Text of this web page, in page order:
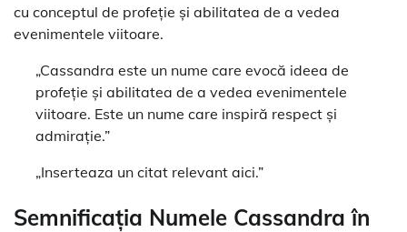
cu conceptul de profeție și abilitatea de a vedea
evenimentele viitoare.
„Cassandra este un nume care evocă ideea de
profeție și abilitatea de a vedea evenimentele
viitoare. Este un nume care inspiră respect și
admirație.”
„Inserteaza un citat relevant aici.”
Semnificația Numele Cassandra în